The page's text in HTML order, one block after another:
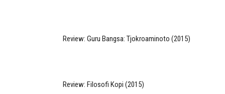
Review: Guru Bangsa: Tjokroaminoto (2015)
Review: Filosofi Kopi (2015)